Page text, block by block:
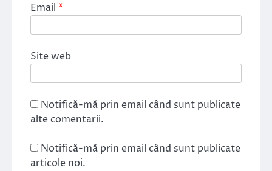
Email *
Site web
Notifică-mă prin email când sunt publicate
alte comentarii.
Notifică-mă prin email când sunt publicate
articole noi.